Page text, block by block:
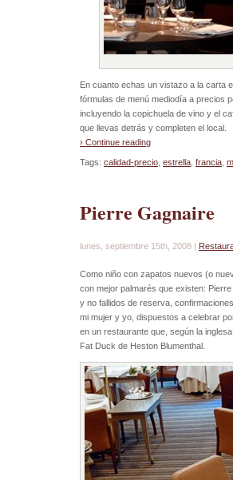
En cuanto echas un vistazo a la carta
fórmulas de menú mediodía a precios
incluyendo la copichuela de vino y el
que llevas detrás y completen el local.
› Continue reading
Tags: calidad-precio estrella francia
Pierre Gagnaire
lunes, septiembre 15th, 2008 |
Como niño con zapatos nuevos (o
con mejor palmarés que existen:
y no fallidos de reserva,
mi mujer y yo, dispuestos a celebrar
en un restaurante que, según la
Fat Duck de Heston Blumenthal.